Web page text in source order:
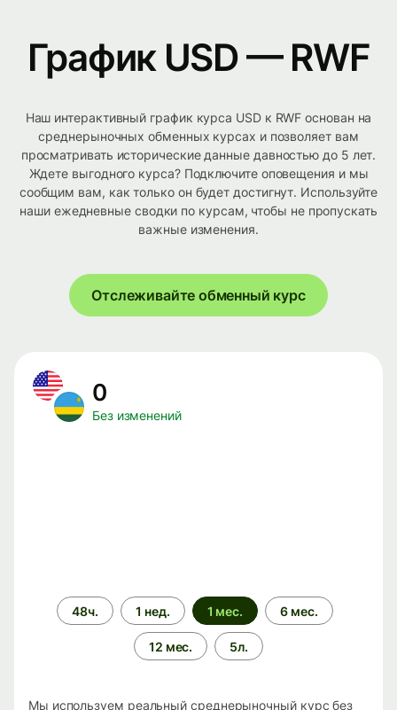
График USD — RWF
Наш интерактивный график курса USD к RWF основан на
среднерыночных обменных курсах и позволяет вам
просматривать исторические данные давностью до 5 лет.
Ждете выгодного курса? Подключите оповещения и мы
сообщим вам, как только он будет достигнут. Используйте
наши ежедневные сводки по курсам, чтобы не пропускать
важные изменения.
Отслеживайте обменный курс
0
Без изменений
Период
времени
48ч. 1 нед. 1 мес. 6 мес.
12 мес. 5л.
Мы используем реальный среднерыночный курс без